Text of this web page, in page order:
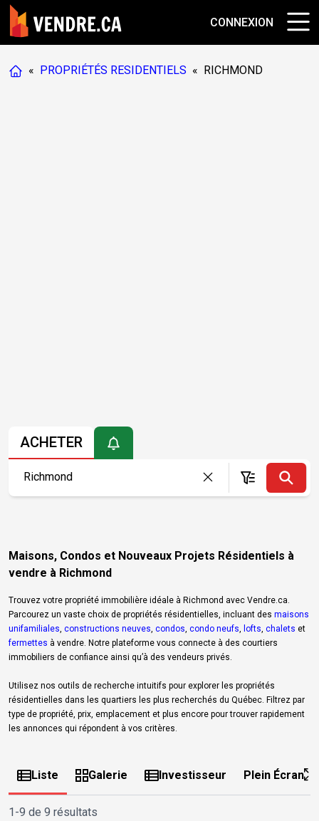
CONNEXION
« PROPRIÉTÉS RESIDENTIELS « RICHMOND
ACHETER
Maisons, Condos et Nouveaux Projets Résidentiels à
vendre à Richmond
Trouvez votre propriété immobilière idéale à Richmond avec Vendre.ca.
Parcourez un vaste choix de propriétés résidentielles, incluant des maisons
unifamiliales constructions neuves condos condo neufs lofts chalets et
fermettes à vendre. Notre plateforme vous connecte à des courtiers
immobiliers de confiance ainsi qu’à des vendeurs privés.
Utilisez nos outils de recherche intuitifs pour explorer les propriétés
résidentielles dans les quartiers les plus recherchés du Québec. Filtrez par
type de propriété, prix, emplacement et plus encore pour trouver rapidement
les annonces qui répondent à vos critères.
Liste Galerie Investisseur Plein Écran
1-9 de 9 résultats